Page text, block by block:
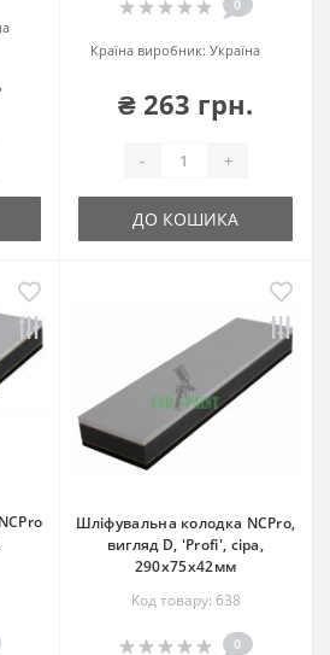
0
Країна виробник: Україна
₴ 263 грн.
- +
ДО КОШИКА
Шліфувальна колодка NCPro,
вигляд D, 'Profi', сіра,
290х75х42мм
Код товару: 638
0